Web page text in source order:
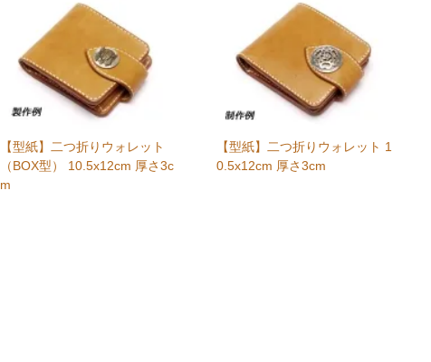
【型紙】二つ折りウォレット
（BOX型） 10.5x12cm 厚さ3c
m
【型紙】二つ折りウォレット 1
0.5x12cm 厚さ3cm